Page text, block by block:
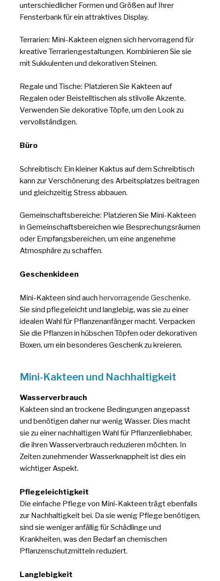
unterschiedlicher Formen und Größen auf Ihrer
Fensterbank für ein attraktives Display.
Terrarien: Mini-Kakteen eignen sich hervorragend für
kreative Terrariengestaltungen. Kombinieren Sie sie
mit Sukkulenten und dekorativen Steinen.
Regale und Tische: Platzieren Sie Kakteen auf
Regalen oder Beistelltischen als stilvolle Akzente.
Verwenden Sie dekorative Töpfe, um den Look zu
vervollständigen.
Büro
Schreibtisch: Ein kleiner Kaktus auf dem Schreibtisch
kann zur Verschönerung des Arbeitsplatzes beitragen
und gleichzeitig Stress abbauen.
Gemeinschaftsbereiche: Platzieren Sie Mini-Kakteen
in Gemeinschaftsbereichen wie Besprechungsräumen
oder Empfangsbereichen, um eine angenehme
Atmosphäre zu schaffen.
Geschenkideen
Mini-Kakteen sind auch hervorragende Geschenke.
Sie sind pflegeleicht und langlebig, was sie zu einer
idealen Wahl für Pflanzenanfänger macht. Verpacken
Sie die Pflanzen in hübschen Töpfen oder dekorativen
Boxen, um ein besonderes Geschenk zu kreieren.
Mini-Kakteen und Nachhaltigkeit
Wasserverbrauch
Kakteen sind an trockene Bedingungen angepasst
und benötigen daher nur wenig Wasser. Dies macht
sie zu einer nachhaltigen Wahl für Pflanzenliebhaber,
die ihren Wasserverbrauch reduzieren möchten. In
Zeiten zunehmender Wasserknappheit ist dies ein
wichtiger Aspekt.
Pflegeleichtigkeit
Die einfache Pflege von Mini-Kakteen trägt ebenfalls
zur Nachhaltigkeit bei. Da sie wenig Pflege benötigen,
sind sie weniger anfällig für Schädlinge und
Krankheiten, was den Bedarf an chemischen
Pflanzenschutzmitteln reduziert.
Langlebigkeit